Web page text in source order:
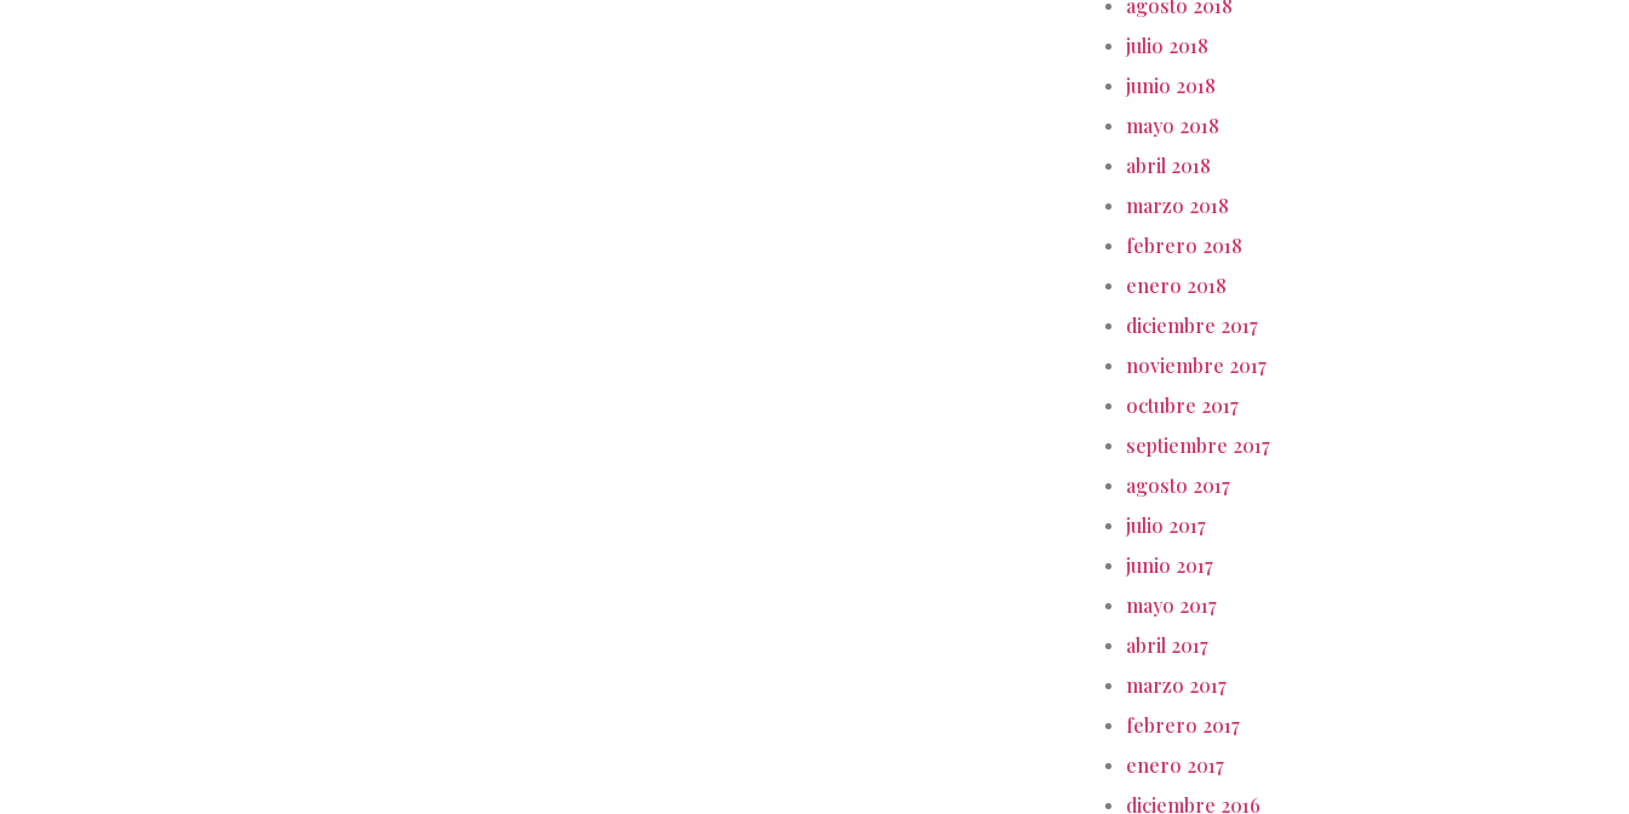
agosto 2018
julio 2018
junio 2018
mayo 2018
abril 2018
marzo 2018
febrero 2018
enero 2018
diciembre 2017
noviembre 2017
octubre 2017
septiembre 2017
agosto 2017
julio 2017
junio 2017
mayo 2017
abril 2017
marzo 2017
febrero 2017
enero 2017
diciembre 2016